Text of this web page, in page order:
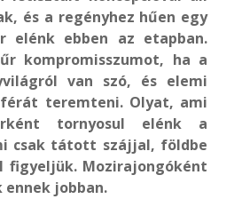
és a regényhez hűen egy
elénk ebben az etapban.
kompromisszumot, ha a
van szó, és elemi
teremteni. Olyat, ami
tornyosul elénk a
csak tátott szájjal, földbe
figyeljük. Mozirajongóként
ennek jobban.